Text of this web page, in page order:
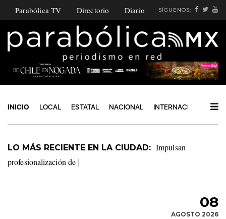
Parabólica TV Directorio Diario SÍGUENOS:
INICIO LOCAL ESTATAL NACIONAL INTERNACIONAL
LO MÁS RECIENTE EN LA CIUDAD: Impulsan
profesionalización de la Policía Turística de San Pedro Cholula
08
AGOSTO 2026